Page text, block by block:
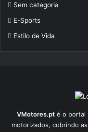
Sem categoria
E-Sports
Estilo de Vida
VMotores.pt é o portal
motorizados, cobrindo